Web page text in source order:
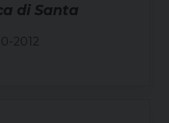
di Santa
2012